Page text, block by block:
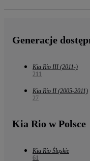
Generacje
Kia Rio III (2011-)
211
Kia Rio II (2005-2011)
27
Kia Rio w Polsce
Kia Rio Śląskie
61